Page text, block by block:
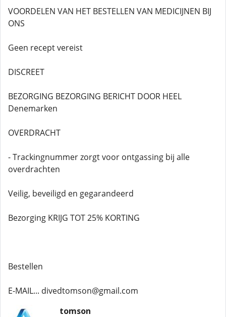
VOORDELEN VAN HET BESTELLEN VAN MEDICIJNEN BIJ
ONS
Geen recept vereist
DISCREET
BEZORGING BEZORGING BERICHT DOOR HEEL
Denemarken
OVERDRACHT
- Trackingnummer zorgt voor ontgassing bij alle
overdrachten
Veilig, beveiligd en gegarandeerd
Bezorging KRIJG TOT 25% KORTING
Bestellen
E-MAIL... divedtomson@gmail.com
tomson